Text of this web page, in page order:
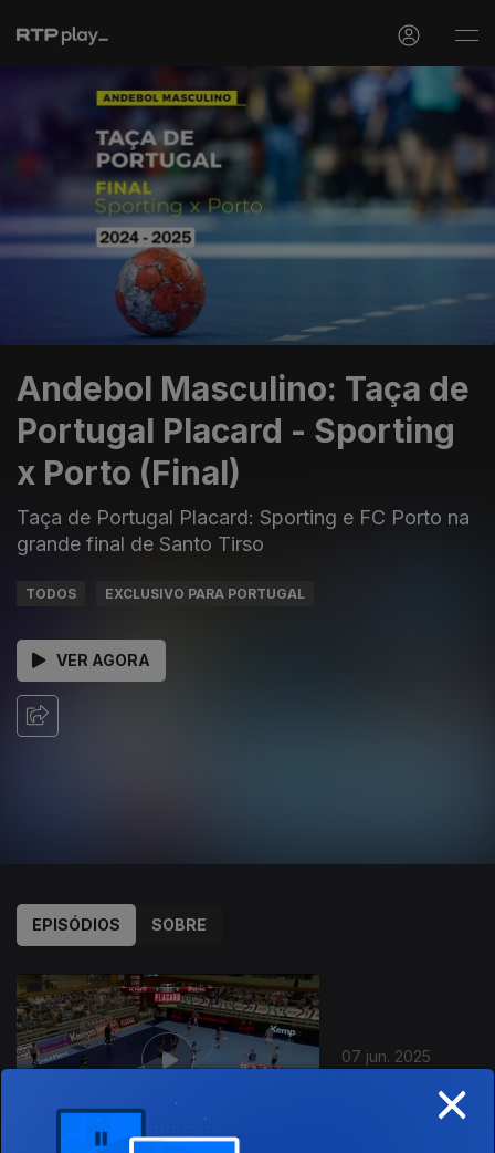
Andebol Masculino: Taça de
Portugal Placard - Sporting
x Porto (Final)
Taça de Portugal Placard: Sporting e FC Porto na
grande final de Santo Tirso
TODOS EXCLUSIVO PARA PORTUGAL
VER AGORA
EPISÓDIOS SOBRE
07 jun. 2025
856264
×